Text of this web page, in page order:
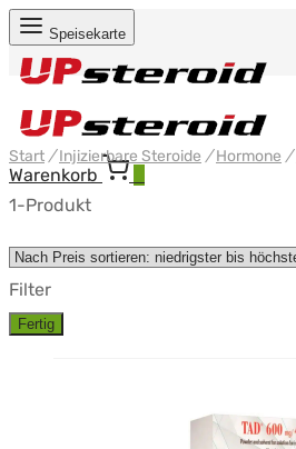
Speisekarte
Warenkorb
Start / Injizierbare Steroide / Hormone /
1-Produkt
Filter
Fertig